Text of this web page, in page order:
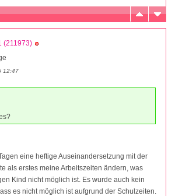
(211973)
12:47
eine heftige Auseinandersetzung mit der
als erstes meine Arbeitszeiten ändern, was
Kind nicht möglich ist. Es wurde auch kein
es nicht möglich ist aufgrund der Schulzeiten.